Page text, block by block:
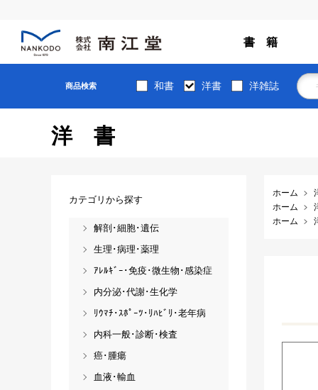
書 籍
商品検索 和書 洋書 洋雑誌
洋書
ホーム
ホーム
ホーム
カテゴリから探す
解剖･細胞･遺伝
生理･病理･薬理
ｱﾚﾙｷﾞｰ･免疫･微生物･感染症
内分泌･代謝･生化学
ﾘｳﾏﾁ･ｽﾎﾟｰﾂ･ﾘﾊﾋﾞﾘ･老年病
内科一般･診断･検査
癌･腫瘍
血液･輸血